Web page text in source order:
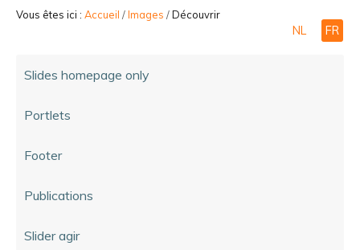
avancée…
Vous êtes ici : Accueil /Images /Découvrir
NL FR
Slides homepage only
Portlets
Footer
Publications
Slider agir